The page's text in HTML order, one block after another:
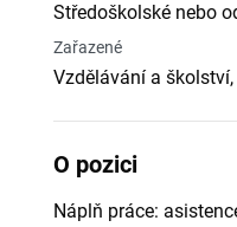
Středoškolské nebo
Zařazené
Vzdělávání a školství,
O pozici
Náplň práce: